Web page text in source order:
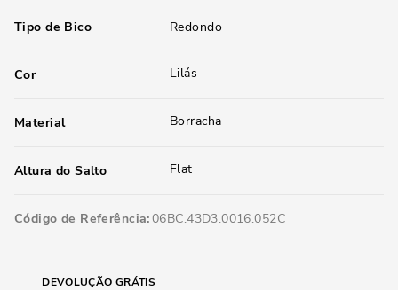
Tipo de Bico Redondo
Cor Lilás
Material Borracha
Altura do Salto Flat
Código de Referência 06BC.43D3.0016.052C
DEVOLUÇÃO GRÁTIS